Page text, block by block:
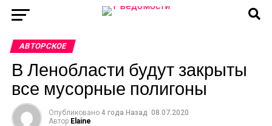
АВТОРСКОЕ
В Ленобласти будут закрыты
все мусорные полигоны
Опубликовано 4 года Назад 08.07.2020
Автор Elaine